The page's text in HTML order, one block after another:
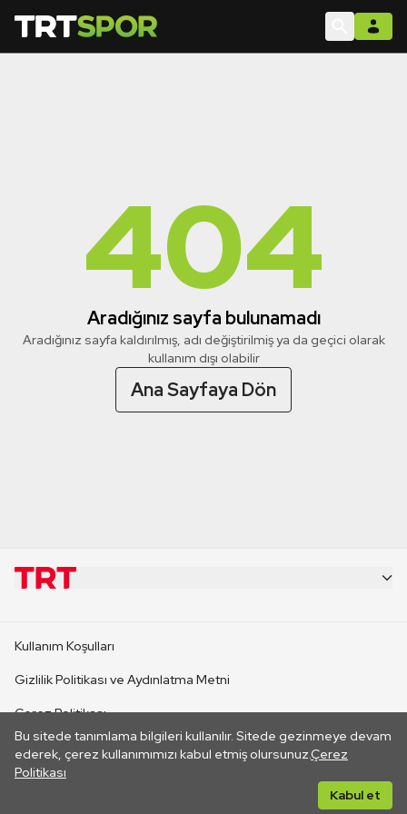
404
Aradığınız sayfa bulunamadı
Aradığınız sayfa kaldırılmış, adı değiştirilmiş ya da geçici olarak
kullanım dışı olabilir
Ana Sayfaya Dön
Bu sitede tanımlama bilgileri kullanılır. Sitede gezinmeye devam
ederek, çerez kullanımımızı kabul etmiş olursunuz.Çerez
Politikası
Kabul et
CANLI YAYINLAR
Kullanım Koşulları
Gizlilik Politikası ve Aydınlatma Metni
Çerez Politikası
İletişim
Her hakkı saklıdır. ©2026 TRT. Bağlantı yoluyla gidilen dış